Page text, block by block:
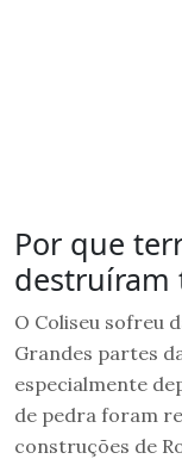
Por que
destruíram
O Coliseu sofreu
Grandes partes
especialmente
de pedra foram
construções de